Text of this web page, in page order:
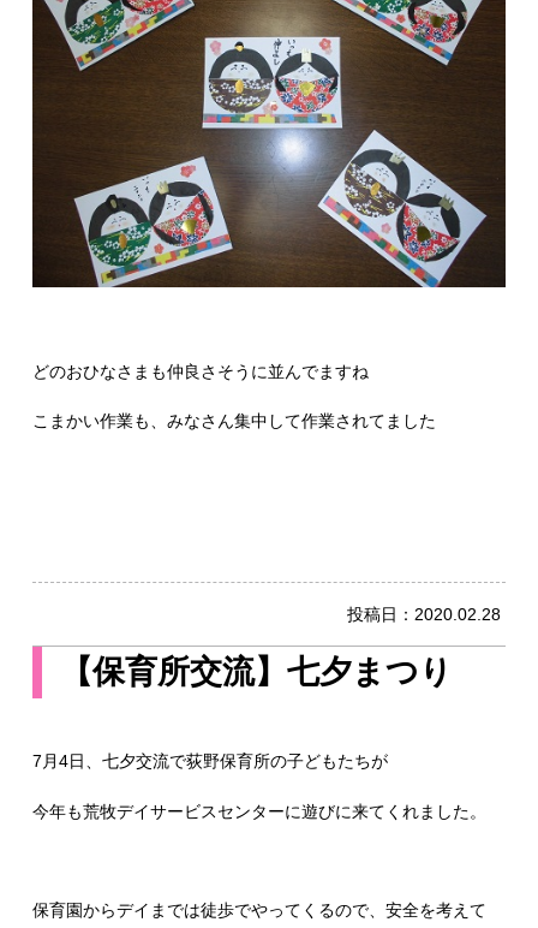
どのおひなさまも仲良さそうに並んでますね
こまかい作業も、みなさん集中して作業されてました
投稿日：2020.02.28
【保育所交流】七夕まつり
7月4日、七夕交流で荻野保育所の子どもたちが
今年も荒牧デイサービスセンターに遊びに来てくれました。
保育園からデイまでは徒歩でやってくるので、安全を考えて